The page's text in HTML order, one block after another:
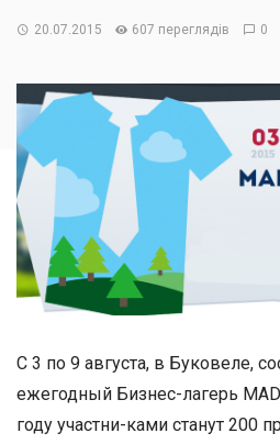
20.07.2015 607 переглядів 0
С 3 по 9 августа, в Буковеле,
ежегодный Бизнес-лагерь
году участни-ками станут 200